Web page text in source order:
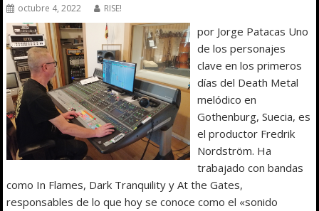
octubre 4, 2022 RISE!
por Jorge Patacas Uno
de los personajes
clave en los primeros
días del Death Metal
melódico en
Gothenburg, Suecia, es
el productor Fredrik
Nordström. Ha
trabajado con bandas
como In Flames, Dark Tranquility y At the Gates,
responsables de lo que hoy se conoce como el «sonido